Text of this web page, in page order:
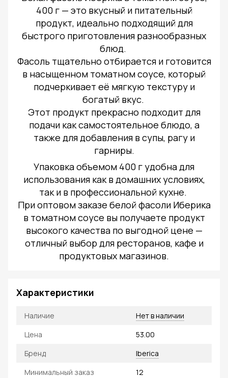
400 г — это вкусный и питательный
продукт, идеально подходящий для
быстрого приготовления разнообразных
блюд.
Фасоль тщательно отбирается и готовится
в насыщенном томатном соусе, который
подчеркивает её мягкую текстуру и
богатый вкус.
Этот продукт прекрасно подходит для
подачи как самостоятельное блюдо, а
также для добавления в супы, рагу и
гарниры.
Упаковка объемом 400 г удобна для
использования как в домашних условиях,
так и в профессиональной кухне.
При оптовом заказе белой фасоли Иберика
в томатном соусе вы получаете продукт
высокого качества по выгодной цене —
отличный выбор для ресторанов, кафе и
продуктовых магазинов.
Характеристики
Наличие
Нет в наличии
Цена
53.00
Бренд
Iberica
Минимальный заказ
12